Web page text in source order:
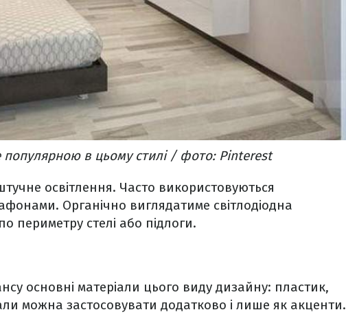
популярною в цьому стилі / фото: Pinterest
освітлення. Часто використовуються
Органічно виглядатиме світлодіодна
периметру стелі або підлоги.
основні матеріали цього виду дизайну: пластик,
можна застосовувати додатково і лише як акценти.